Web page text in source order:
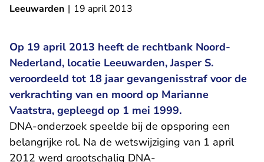
Leeuwarden | 19 april 2013
Op 19 april 2013 heeft de rechtbank Noord-
Nederland, locatie Leeuwarden, Jasper S.
veroordeeld tot 18 jaar gevangenisstraf voor de
verkrachting van en moord op Marianne
Vaatstra, gepleegd op 1 mei 1999.
DNA-onderzoek speelde bij de opsporing een
belangrijke rol. Na de wetswijziging van 1 april
2012 werd grootschalig DNA-